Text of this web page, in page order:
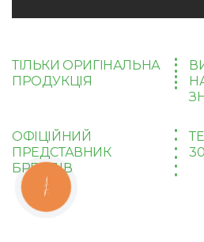
ТІЛЬКИ ОРИГІНАЛЬНА
ПРОДУКЦІЯ
ОФІЦІЙНИЙ
ПРЕДСТАВНИК
БРЕНДІВ
КНОПКА
ЗВ'ЯЗКУ